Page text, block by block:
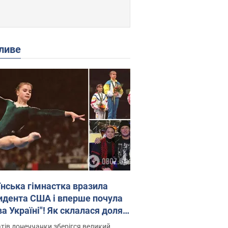
гімнастка вразила
США і вперше почула
Україні"! Як склалася доля
яка 30 років тому